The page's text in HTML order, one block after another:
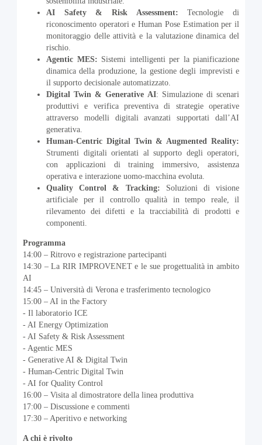
AI Safety & Risk Assessment:Tecnologie di
riconoscimento operatori e Human Pose Estimation per il
monitoraggio delle attività e la valutazione dinamica del
rischio.
Agentic MES: Sistemi intelligenti per la pianificazione
dinamica della produzione, la gestione degli imprevisti e
il supporto decisionale automatizzato.
Digital Twin & Generative AI: Simulazione di scenari
produttivi e verifica preventiva di strategie operative
attraverso modelli digitali avanzati supportati dall’AI
generativa.
Human-Centric Digital Twin & Augmented Reality:
Strumenti digitali orientati al supporto degli operatori,
con applicazioni di training immersivo, assistenza
operativa e interazione uomo-macchina evoluta.
Quality Control & Tracking: Soluzioni di visione
artificiale per il controllo qualità in tempo reale, il
rilevamento dei difetti e la tracciabilità di prodotti e
componenti.
Programma
14:00 – Ritrovo e registrazione partecipanti
14:30 – La RIR IMPROVENET e le sue progettualità in ambito
AI
14:45 – Università di Verona e trasferimento tecnologico
15:00 – AI in the Factory
- Il laboratorio ICE
- AI Energy Optimization
- AI Safety & Risk Assessment
- Agentic MES
- Generative AI & Digital Twin
- Human-Centric Digital Twin
- AI for Quality Control
16:00 – Visita al dimostratore della linea produttiva
17:00 – Discussione e commenti
17:30 – Aperitivo e networking
A chi è rivolto